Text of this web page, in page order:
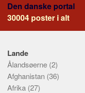
Den danske portal
30004 poster i alt
Lande
Ålandsøerne (2)
Afghanistan (36)
Afrika (27)